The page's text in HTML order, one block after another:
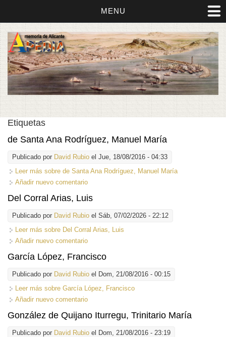
MENU
Etiquetas
de Santa Ana Rodríguez, Manuel María
Publicado por David Rubio el Jue, 18/08/2016 - 04:33
Leer más sobre de Santa Ana Rodríguez, Manuel María
Añadir nuevo comentario
Del Corral Arias, Luis
Publicado por David Rubio el Sáb, 07/02/2026 - 22:12
Leer más sobre Del Corral Arias, Luis
Añadir nuevo comentario
García López, Francisco
Publicado por David Rubio el Dom, 21/08/2016 - 00:15
Leer más sobre García López, Francisco
Añadir nuevo comentario
González de Quijano Iturregu, Trinitario María
Publicado por David Rubio el Dom, 21/08/2016 - 23:19